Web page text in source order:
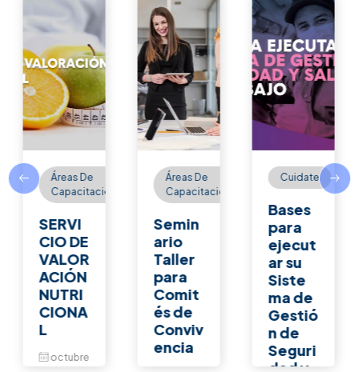
Áreas De
Capacitación
Semin
ario
Taller
para
Comit
és de
Conviv
Cuidate
Bases
para
ejecut
ar su
Siste
ma de
Gestió
n de
Seguri
SG-
SST
Respo
nsabili
dades
de
emple
adore
sy
emple
ados